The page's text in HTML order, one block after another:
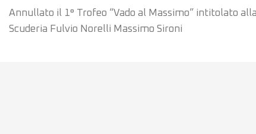
Annullato il 1° Trofeo “Vado al Massimo” intitolato
Scuderia Fulvio Norelli Massimo Sironi